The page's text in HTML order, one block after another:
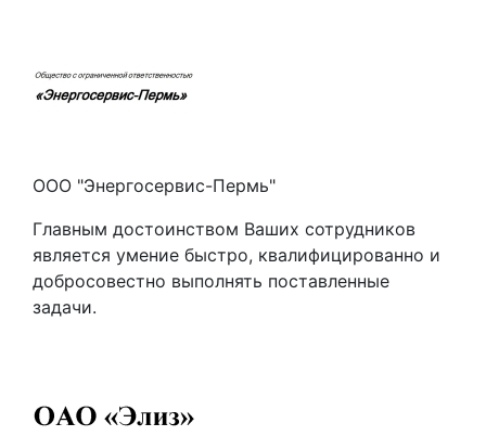
ООО "Энергосервис-Пермь"
Главным достоинством Ваших сотрудников
является умение быстро, квалифицированно и
добросовестно выполнять поставленные
задачи.